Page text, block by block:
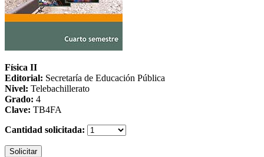
Física II
Editorial: Secretaría de Educación Pública
Nivel: Telebachillerato
Grado: 4
Clave: TB4FA
Cantidad solicitada:
Solicitar